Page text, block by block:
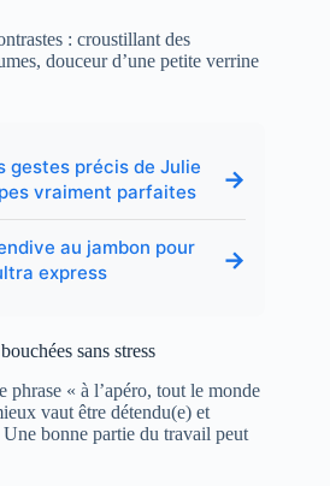
: croustillant des
douceur d’une petite verrine
gestes précis de Julie
vraiment parfaites
→
au jambon pour
express
→
sans stress
phrase « à l’apéro, tout le monde
vaut être détendu(e) et
bonne partie du travail peut